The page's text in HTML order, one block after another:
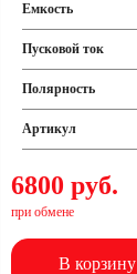
Емкость
Пусковой ток
Полярность
Артикул
6800 руб.
при обмене
В корзину